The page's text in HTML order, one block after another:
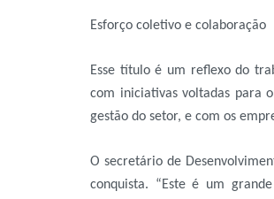
Esforço coletivo e colaboração
Esse título é um reflexo do
com iniciativas voltadas para
gestão do setor, e com os
O secretário de
conquista. “Este é um